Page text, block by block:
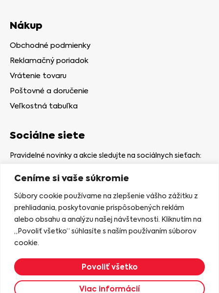
Ceníme si vaše súkromie
Súbory cookie používame na zlepšenie vášho zážitku z
prehliadania, poskytovanie prispôsobených reklám
alebo obsahu a analýzu našej návštevnosti. Kliknutím na
„Povoliť všetko“ súhlasíte s naším používaním súborov
cookie.
Viac informácií
Povoliť všetko
Nákup
Obchodné podmienky
Reklamačný poriadok
Vrátenie tovaru
Poštovné a doručenie
Veľkostná tabuľka
Sociálne siete
Pravidelné novinky a akcie sledujte na sociálnych sieťach:
Kamenná predajňa
Nám. gen. Štefaníka 7
06401 Stará Ľubovňa
Zobraziť na mape